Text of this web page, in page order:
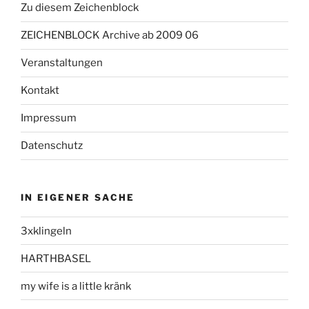
Zu diesem Zeichenblock
ZEICHENBLOCK Archive ab 2009 06
Veranstaltungen
Kontakt
Impressum
Datenschutz
IN EIGENER SACHE
3xklingeln
HARTHBASEL
my wife is a little kränk